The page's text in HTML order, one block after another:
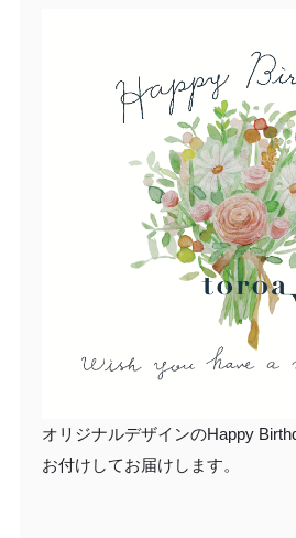
オリジナルデザインのHappy
お付けしてお届けします。